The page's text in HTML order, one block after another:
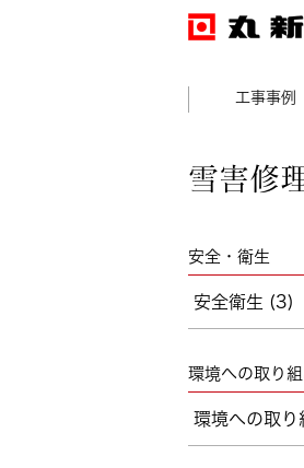
工事事例
雪害修
安全・衛生
安全衛生 (3)
環境への取り
環境への取り